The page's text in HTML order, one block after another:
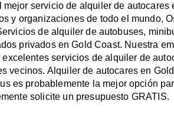
servicio de alquiler de autocares
y organizaciones de todo el mundo,
de alquiler de autobuses,
privados en Gold Coast. Nuestra
servicios de alquiler de
vecinos. Alquiler de autocares en
es probablemente la mejor opción
solicite un presupuesto GRATIS.